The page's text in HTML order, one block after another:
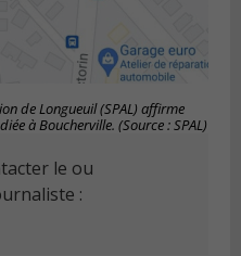
de Longueuil (SPAL) affirme
à Boucherville. (Source : SPAL)
le ou
: